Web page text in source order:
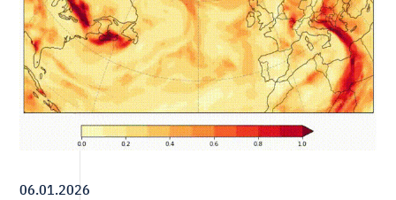
06.01.2026